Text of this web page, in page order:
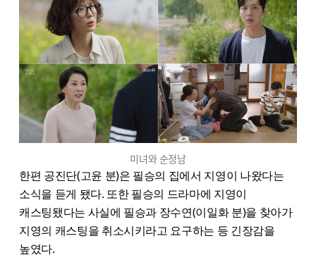
미녀와 순정남
한편 공진단(고윤 분)은 필승의 집에서 지영이 나왔다는
소식을 듣게 됐다. 또한 필승의 드라마에 지영이
캐스팅됐다는 사실에 필승과 장수연(이일화 분)을 찾아가
지영의 캐스팅을 취소시키라고 요구하는 등 긴장감을
높였다.